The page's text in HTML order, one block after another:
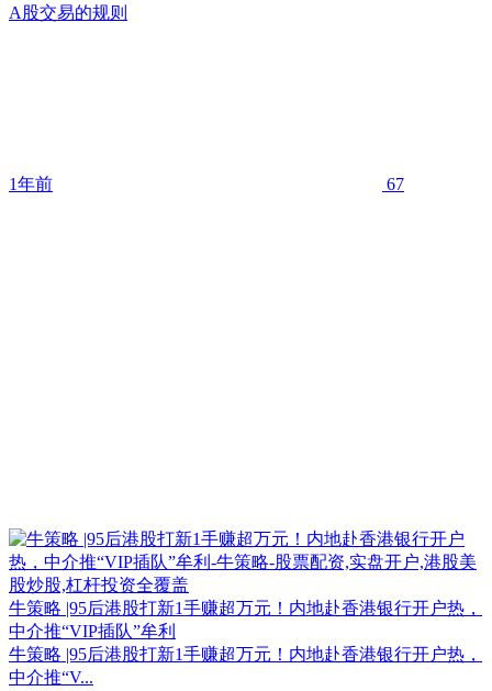
A股交易的规则
1年前 67
牛策略 |95后港股打新1手赚超万元！内地赴香港银行开户热，
中介推“VIP插队”牟利
牛策略 |95后港股打新1手赚超万元！内地赴香港银行开户热，
中介推“V...